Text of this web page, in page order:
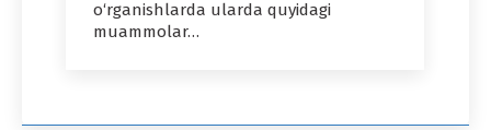
o‘rganishlarda ularda quyidagi
muammolar…